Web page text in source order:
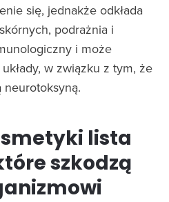
się, jednakże odkłada
podrażnia i
i może
w związku z tym, że
lista
szkodzą